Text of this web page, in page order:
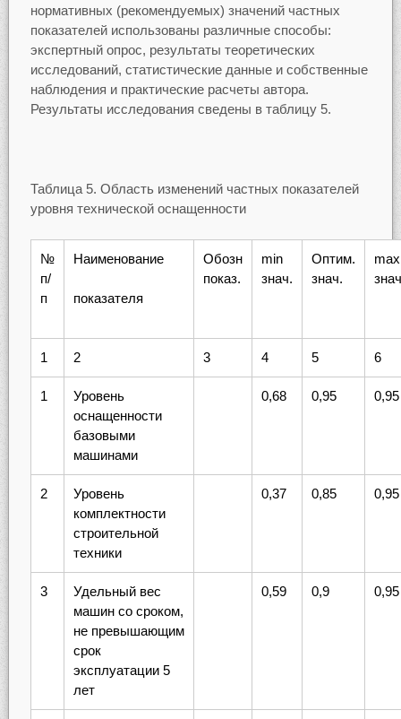
нормативных (рекомендуемых) значений частных
показателей использованы различные способы:
экспертный опрос, результаты теоретических
исследований, статистические данные и собственные
наблюдения и практические расчеты автора.
Результаты исследования сведены в таблицу 5.
Таблица 5. Область изменений частных показателей
уровня технической оснащенности
№
п/
п
Наименование
показателя
Обозн
показ.
min
знач.
Оптим.
знач.
max
1 2 3 4 5 6
1
Уровень
оснащенности
базовыми
машинами
0,68 0,95 0,95
2
Уровень
комплектности
строительной
техники
0,37 0,85 0,95
3
Удельный вес
машин со сроком,
не превышающим
срок
эксплуатации 5
лет
0,59 0,9 0,95